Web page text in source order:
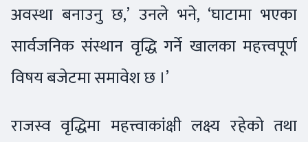
अवस्था बनाउनु छ,’ उनले भने, ‘घाटामा भएका
सार्वजनिक संस्थान वृद्धि गर्ने खालका महत्त्वपूर्ण
विषय बजेटमा समावेश छ ।’
राजस्व वृद्धिमा महत्त्वाकांक्षी लक्ष्य रहेको तथा